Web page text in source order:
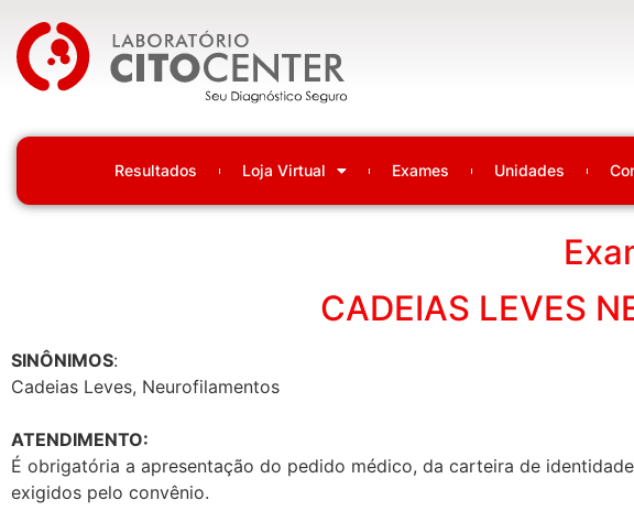
Laboratório Citocenter
Resultados Loja Virtual Exames Unidades
CADEIAS LEVES
SINÔNIMOS:
Cadeias Leves, Neurofilamentos
ATENDIMENTO:
É obrigatória a apresentação do pedido médico, da carteira de
exigidos pelo convênio.